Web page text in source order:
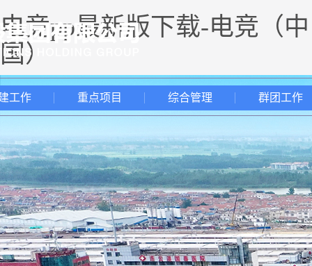
电竞pp最新版下载-电竞（中
国）
工作 重点项目 综合管理 群团工作